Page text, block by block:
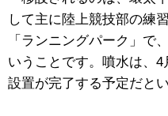
して主に陸上競技部の練
「ランニングパーク」で
いうことです。噴水は、
設置が完了する予定だと